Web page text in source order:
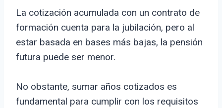
La cotización acumulada con un contrato de
formación cuenta para la jubilación, pero al
estar basada en bases más bajas, la pensión
futura puede ser menor.
No obstante, sumar años cotizados es
fundamental para cumplir con los requisitos